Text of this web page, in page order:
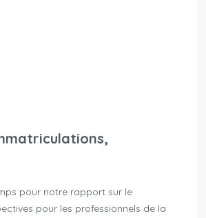
pour notre rapport sur le
pour les professionnels de la